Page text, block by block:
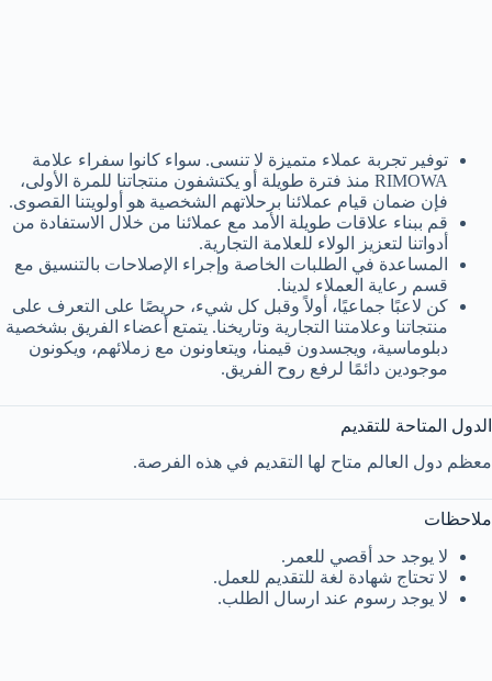
توفير تجربة عملاء متميزة لا تنسى. سواء كانوا سفراء علامة
RIMOWA منذ فترة طويلة أو يكتشفون منتجاتنا للمرة الأولى،
فإن ضمان قيام عملائنا برحلاتهم الشخصية هو أولويتنا القصوى.
قم ببناء علاقات طويلة الأمد مع عملائنا من خلال الاستفادة من
أدواتنا لتعزيز الولاء للعلامة التجارية.
المساعدة في الطلبات الخاصة وإجراء الإصلاحات بالتنسيق مع
قسم رعاية العملاء لدينا.
كن لاعبًا جماعيًا، أولاً وقبل كل شيء، حريصًا على التعرف على
منتجاتنا وعلامتنا التجارية وتاريخنا. يتمتع أعضاء الفريق بشخصية
دبلوماسية، ويجسدون قيمنا، ويتعاونون مع زملائهم، ويكونون
موجودين دائمًا لرفع روح الفريق.
الدول المتاحة للتقديم
معظم دول العالم متاح لها التقديم في هذه الفرصة.
ملاحظات
لا يوجد حد أقصي للعمر.
لا تحتاج شهادة لغة للتقديم للعمل.
لا يوجد رسوم عند ارسال الطلب.